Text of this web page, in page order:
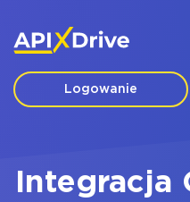
Logowanie
Integracja